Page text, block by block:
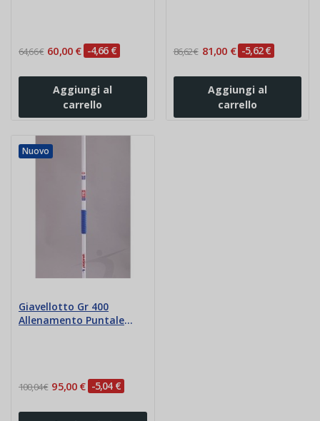
64,66 € 60,00 € -4,66 €
Aggiungi al
carrello
86,62 € 81,00 € -5,62 €
Aggiungi al
carrello
Nuovo
Giavellotto Gr 400
Allenamento Puntale
100,04 € 95,00 € -5,04 €